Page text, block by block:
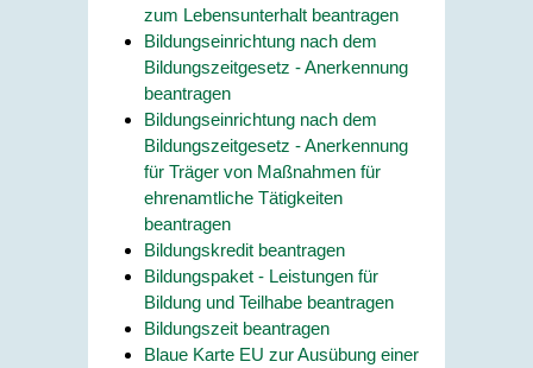
zum Lebensunterhalt beantragen
Bildungseinrichtung nach dem
Bildungszeitgesetz - Anerkennung
beantragen
Bildungseinrichtung nach dem
Bildungszeitgesetz - Anerkennung
für Träger von Maßnahmen für
ehrenamtliche Tätigkeiten
beantragen
Bildungskredit beantragen
Bildungspaket - Leistungen für
Bildung und Teilhabe beantragen
Bildungszeit beantragen
Blaue Karte EU zur Ausübung einer